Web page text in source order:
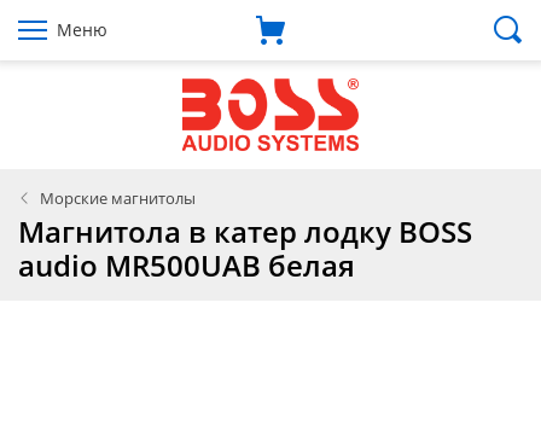
Меню
Морские магнитолы
Магнитола в катер лодку BOSS
audio MR500UAB белая